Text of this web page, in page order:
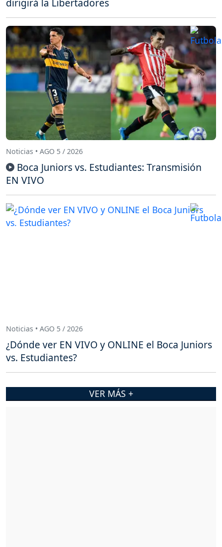
dirigirá la Libertadores
Noticias • AGO 5 / 2026
Boca Juniors vs. Estudiantes: Transmisión
EN VIVO
Noticias • AGO 5 / 2026
¿Dónde ver EN VIVO y ONLINE el Boca Juniors
vs. Estudiantes?
VER MÁS +